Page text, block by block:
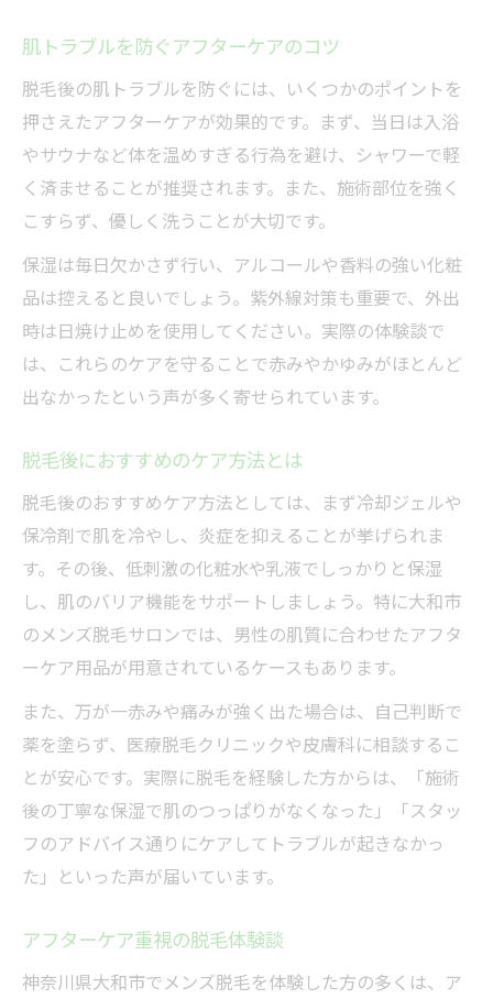
肌トラブルを防ぐアフターケアのコツ
脱毛後の肌トラブルを防ぐには、いくつかのポイントを
押さえたアフターケアが効果的です。まず、当日は入浴
やサウナなど体を温めすぎる行為を避け、シャワーで軽
く済ませることが推奨されます。また、施術部位を強く
こすらず、優しく洗うことが大切です。
保湿は毎日欠かさず行い、アルコールや香料の強い化粧
品は控えると良いでしょう。紫外線対策も重要で、外出
時は日焼け止めを使用してください。実際の体験談で
は、これらのケアを守ることで赤みやかゆみがほとんど
出なかったという声が多く寄せられています。
脱毛後におすすめのケア方法とは
脱毛後のおすすめケア方法としては、まず冷却ジェルや
保冷剤で肌を冷やし、炎症を抑えることが挙げられま
す。その後、低刺激の化粧水や乳液でしっかりと保湿
し、肌のバリア機能をサポートしましょう。特に大和市
のメンズ脱毛サロンでは、男性の肌質に合わせたアフタ
ーケア用品が用意されているケースもあります。
また、万が一赤みや痛みが強く出た場合は、自己判断で
薬を塗らず、医療脱毛クリニックや皮膚科に相談するこ
とが安心です。実際に脱毛を経験した方からは、「施術
後の丁寧な保湿で肌のつっぱりがなくなった」「スタッ
フのアドバイス通りにケアしてトラブルが起きなかっ
た」といった声が届いています。
アフターケア重視の脱毛体験談
神奈川県大和市でメンズ脱毛を体験した方の多くは、ア